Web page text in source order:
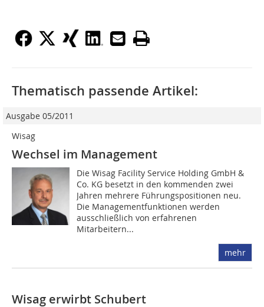
Thematisch passende Artikel:
Ausgabe 05/2011
Wisag
Wechsel im Management
Die Wisag Facility Service Holding GmbH &
Co. KG besetzt in den kommenden zwei
Jahren mehrere Führungspositionen neu.
Die Managementfunk­tionen werden
ausschließlich von erfah­­renen
Mitarbeitern...
mehr
Wisag erwirbt Schubert